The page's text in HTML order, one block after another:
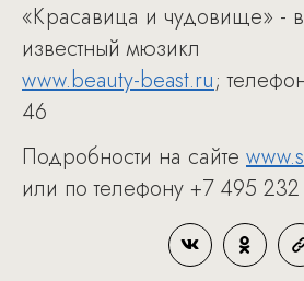
«Красавица и чудовище» -
известный мюзикл
www.beauty-beast.ru;
46
Подробности на сайте
или по телефону +7 495